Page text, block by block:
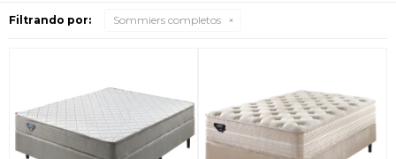
Filtrando por: Sommiers completos